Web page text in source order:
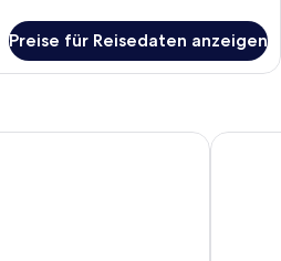
Preise für Reisedaten anzeigen